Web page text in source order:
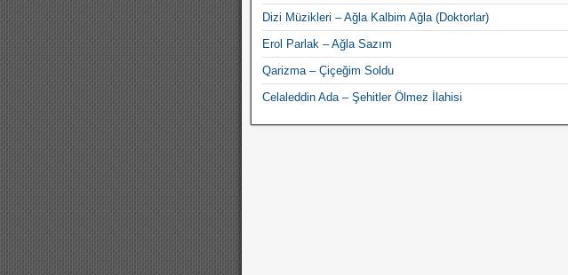
Dizi Müzikleri – Ağla Kalbim Ağla (Doktorlar)
Erol Parlak – Ağla Sazım
Qarizma – Çiçeğim Soldu
Celaleddin Ada – Şehitler Ölmez İlahisi